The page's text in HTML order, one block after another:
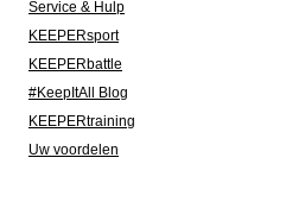
Service & Hulp
KEEPERsport
KEEPERbattle
#KeepItAll Blog
KEEPERtraining
Uw voordelen